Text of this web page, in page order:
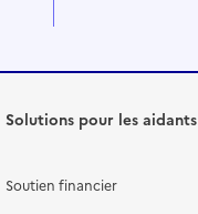
Solutions pour les aidants
Soutien financier